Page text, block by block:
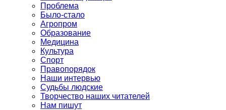
Проблема
Было-стало
Агропром
Образование
Медицина
Культура
Спорт
Правопорядок
Наши интервью
Судьбы людские
Творчество наших читателей
Нам пишут